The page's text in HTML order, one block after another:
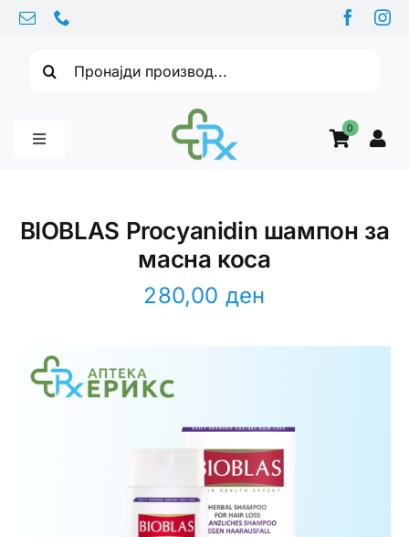
Skip
content
0
Toggle
Здравствени проблеми
BIOBLAS Procyanidin шампон за
масна коса
280,00 ден